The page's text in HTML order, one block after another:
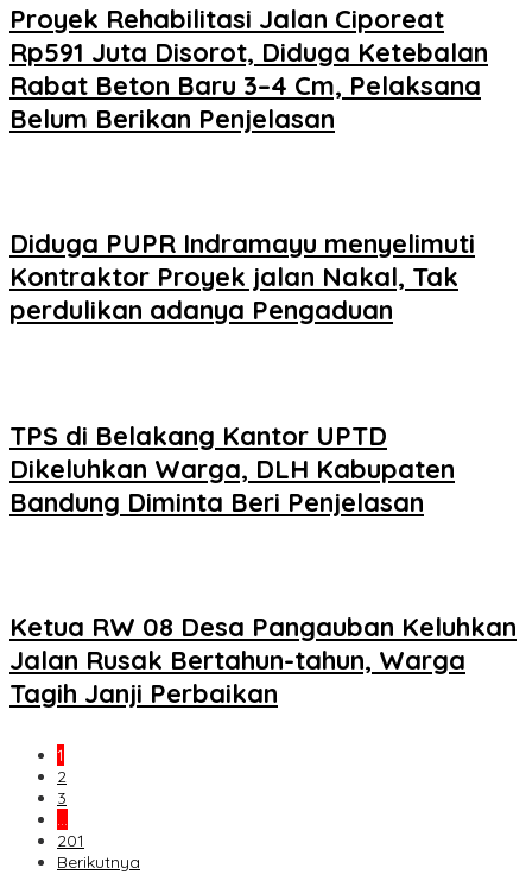
Proyek Rehabilitasi Jalan Ciporeat
Rp591 Juta Disorot, Diduga Ketebalan
Rabat Beton Baru 3–4 Cm, Pelaksana
Belum Berikan Penjelasan
Diduga PUPR Indramayu menyelimuti
Kontraktor Proyek jalan Nakal, Tak
perdulikan adanya Pengaduan
TPS di Belakang Kantor UPTD
Dikeluhkan Warga, DLH Kabupaten
Bandung Diminta Beri Penjelasan
Ketua RW 08 Desa Pangauban Keluhkan
Jalan Rusak Bertahun-tahun, Warga
Tagih Janji Perbaikan
1
2
3
…
201
Berikutnya